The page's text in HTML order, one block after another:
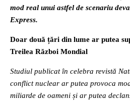
mod real unui astfel de scenariu
Express.
Doar două țări din lume ar putea
Treilea Război Mondial
Studiul publicat în celebra revistă
conflict nuclear ar putea provoca
miliarde de oameni și ar putea